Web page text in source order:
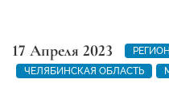
17 Апреля 2023
ЧЕЛЯБИНСКАЯ ОБЛАСТЬ